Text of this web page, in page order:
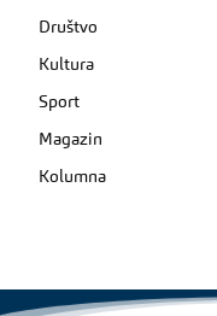
Društvo
Kultura
Sport
Magazin
Kolumna